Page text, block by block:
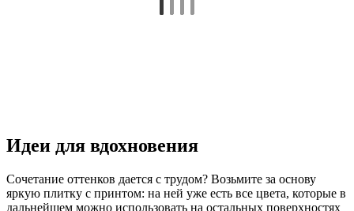
Идеи для вдохновения
Сочетание оттенков дается с трудом? Возьмите за основу
яркую плитку с принтом: на ней уже есть все цвета, которые в
дальнейшем можно использовать на остальных поверхностях